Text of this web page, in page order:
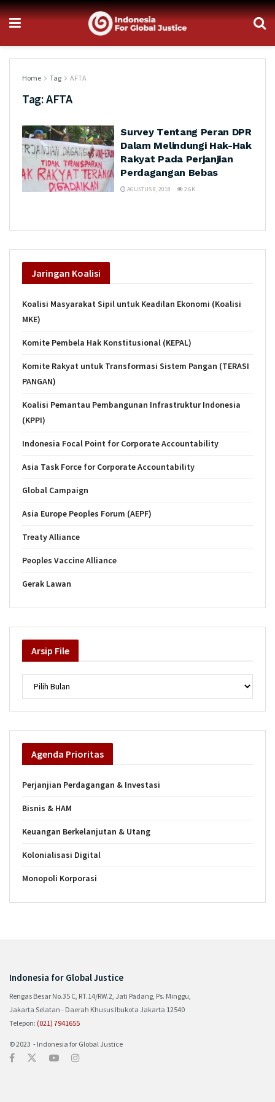
Home Tag AFTA
Tag:AFTA
Survey Tentang Peran DPR
Dalam Melindungi Hak-Hak
Rakyat Pada Perjanjian
Perdagangan Bebas
AGUSTUS 8, 2018 2.6K
Jaringan Koalisi
Koalisi Masyarakat Sipil untuk Keadilan Ekonomi (Koalisi
MKE)
Komite Pembela Hak Konstitusional (KEPAL)
Komite Rakyat untuk Transformasi Sistem Pangan (TERASI
PANGAN)
Koalisi Pemantau Pembangunan Infrastruktur Indonesia
(KPPI)
Indonesia Focal Point for Corporate Accountability
Asia Task Force for Corporate Accountability
Global Campaign
Asia Europe Peoples Forum (AEPF)
Treaty Alliance
Peoples Vaccine Alliance
Gerak Lawan
Arsip File
Agenda Prioritas
Perjanjian Perdagangan & Investasi
Bisnis & HAM
Keuangan Berkelanjutan & Utang
Kolonialisasi Digital
Monopoli Korporasi
Indonesia for Global Justice
Rengas Besar No.35 C, RT.14/RW.2, Jati Padang, Ps. Minggu,
Jakarta Selatan - Daerah Khusus Ibukota Jakarta 12540
Telepon: (021) 7941655
© 2023 - Indonesia for Global Justice